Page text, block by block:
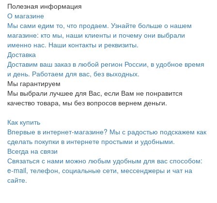
Полезная информация
О магазине
Мы сами едим то, что продаем. Узнайте больше о нашем
магазине: кто мы, наши клиенты и почему они выбрали
именно нас. Наши контакты и реквизиты.
Доставка
Доставим ваш заказ в любой регион России, в удобное время
и день. Работаем для вас, без выходных.
Мы гарантируем
Мы выбрали лучшее для Вас, если Вам не понравится
качество товара, мы без вопросов вернем деньги.
Как купить
Впервые в интернет-магазине? Мы с радостью подскажем как
сделать покупки в интернете простыми и удобными.
Всегда на связи
Связаться с нами можно любым удобным для вас способом:
e-mail, телефон, социальные сети, мессенджеры и чат на
сайте.